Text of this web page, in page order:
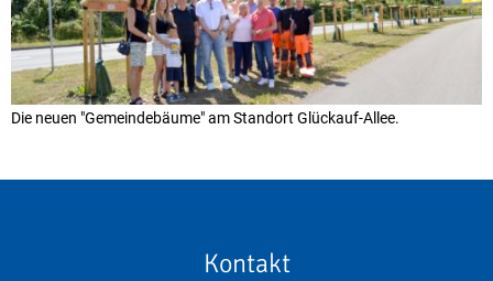
Die neuen "Gemeindebäume" am Standort Glückauf-Allee.
Kontakt